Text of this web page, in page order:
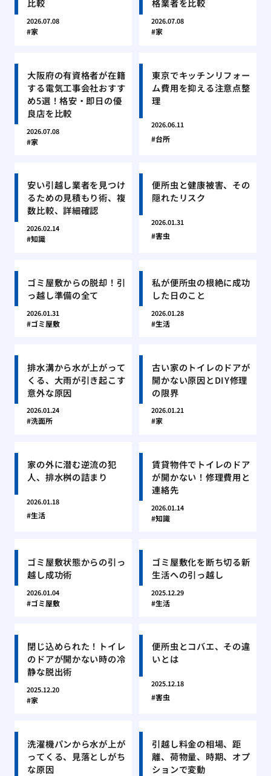
比較
2026.07.08
家
格業者を比較
2026.07.08
家
大阪府の有資格者が在籍
する電気工事会社おすす
め5選！格安・即日の優
良店を比較
2026.07.08
家
東京でキッチンリフォー
ム費用を抑える注意点整
理
2026.06.11
台所
安い引越し業者を見つけ
るための見積もり術、複
数比較、詳細確認
2026.02.14
知識
便所虫と健康被害、その
隠れたリスク
2026.01.31
害虫
ゴミ屋敷からの脱却！引
っ越し準備の全て
2026.01.31
ゴミ屋敷
私が便所虫の根絶に成功
した日のこと
2026.01.28
生活
排水溝から水が上がって
くる、大雨が引き起こす
意外な原因
2026.01.24
洗面所
古い家のトイレのドアが
開かない原因とDIY修理
の限界
2026.01.21
家
家の外に潜む逆流の犯
人、排水桝の詰まり
2026.01.18
生活
賃貸物件でトイレのドア
が開かない！修理費用と
連絡先
2026.01.14
知識
ゴミ屋敷状態からの引っ
越し成功術
2026.01.04
ゴミ屋敷
ゴミ屋敷化を断ち切る新
生活への引っ越し
2025.12.29
生活
閉じ込められた！トイレ
のドアが開かない時の冷
静な脱出術
2025.12.20
家
便所虫とコバエ、その違
いとは
2025.12.18
害虫
洗濯機パンから水が上が
ってくる、見落としがち
な原因
引越し料金の相場、距
離、荷物量、時期、オプ
ションで変動